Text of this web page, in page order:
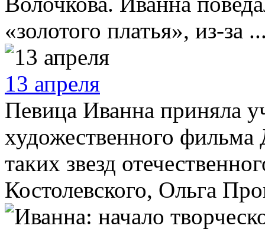
«золотого платья», из-за
13 апреля
Певица Иванна приняла
художественного
таких звезд
Костолевского, Ольга